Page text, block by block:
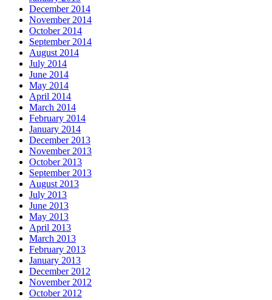
December 2014
November 2014
October 2014
September 2014
August 2014
July 2014
June 2014
May 2014
April 2014
March 2014
February 2014
January 2014
December 2013
November 2013
October 2013
September 2013
August 2013
July 2013
June 2013
May 2013
April 2013
March 2013
February 2013
January 2013
December 2012
November 2012
October 2012